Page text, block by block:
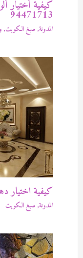
كيفية أختيار
94471713
المدونة, صبغ الكويت,
كيفية اختيار
المدونة, صبغ الكويت